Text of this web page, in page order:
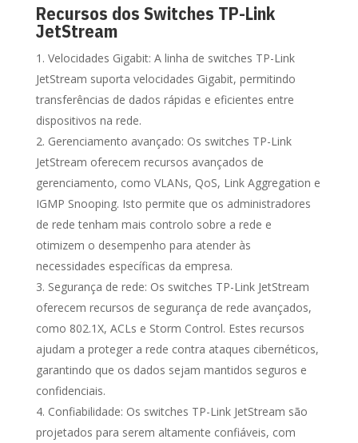
Recursos dos Switches TP-Link
JetStream
Velocidades Gigabit: A linha de switches TP-Link
JetStream suporta velocidades Gigabit, permitindo
transferências de dados rápidas e eficientes entre
dispositivos na rede.
Gerenciamento avançado: Os switches TP-Link
JetStream oferecem recursos avançados de
gerenciamento, como VLANs, QoS, Link Aggregation e
IGMP Snooping. Isto permite que os administradores
de rede tenham mais controlo sobre a rede e
otimizem o desempenho para atender às
necessidades específicas da empresa.
Segurança de rede: Os switches TP-Link JetStream
oferecem recursos de segurança de rede avançados,
como 802.1X, ACLs e Storm Control. Estes recursos
ajudam a proteger a rede contra ataques cibernéticos,
garantindo que os dados sejam mantidos seguros e
confidenciais.
Confiabilidade: Os switches TP-Link JetStream são
projetados para serem altamente confiáveis, com